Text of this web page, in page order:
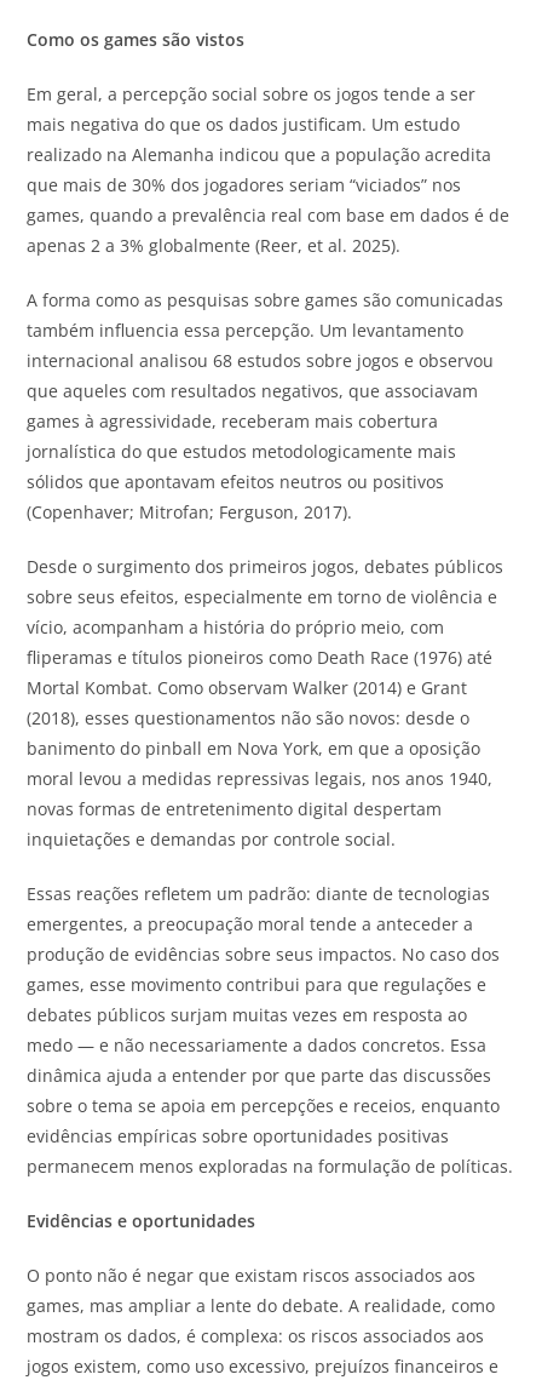
Como os games são vistos
Em geral, a percepção social sobre os jogos tende a ser
mais negativa do que os dados justificam. Um estudo
realizado na Alemanha indicou que a população acredita
que mais de 30% dos jogadores seriam “viciados” nos
games, quando a prevalência real com base em dados é de
apenas 2 a 3% globalmente (Reer, et al. 2025).
A forma como as pesquisas sobre games são comunicadas
também influencia essa percepção. Um levantamento
internacional analisou 68 estudos sobre jogos e observou
que aqueles com resultados negativos, que associavam
games à agressividade, receberam mais cobertura
jornalística do que estudos metodologicamente mais
sólidos que apontavam efeitos neutros ou positivos
(Copenhaver; Mitrofan; Ferguson, 2017).
Desde o surgimento dos primeiros jogos, debates públicos
sobre seus efeitos, especialmente em torno de violência e
vício, acompanham a história do próprio meio, com
fliperamas e títulos pioneiros como Death Race (1976) até
Mortal Kombat. Como observam Walker (2014) e Grant
(2018), esses questionamentos não são novos: desde o
banimento do pinball em Nova York, em que a oposição
moral levou a medidas repressivas legais, nos anos 1940,
novas formas de entretenimento digital despertam
inquietações e demandas por controle social.
Essas reações refletem um padrão: diante de tecnologias
emergentes, a preocupação moral tende a anteceder a
produção de evidências sobre seus impactos. No caso dos
games, esse movimento contribui para que regulações e
debates públicos surjam muitas vezes em resposta ao
medo — e não necessariamente a dados concretos. Essa
dinâmica ajuda a entender por que parte das discussões
sobre o tema se apoia em percepções e receios, enquanto
evidências empíricas sobre oportunidades positivas
permanecem menos exploradas na formulação de políticas.
Evidências e oportunidades
O ponto não é negar que existam riscos associados aos
games, mas ampliar a lente do debate. A realidade, como
mostram os dados, é complexa: os riscos associados aos
jogos existem, como uso excessivo, prejuízos financeiros e